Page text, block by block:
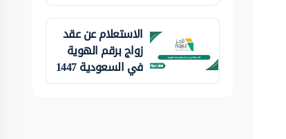
الاستعلام عن عقد
زواج برقم الهوية
في السعودية 1447